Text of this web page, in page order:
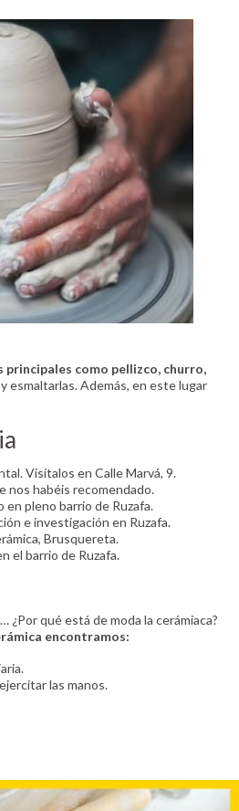
principales como pellizco, churro,
esmaltarlas. Además, en este lugar
Visítalos en Calle Marvá, 9.
nos habéis recomendado.
en pleno barrio de Ruzafa.
e investigación en Ruzafa.
Brusquereta.
el barrio de Ruzafa.
¿Por qué está de moda la cerámiaca?
encontramos:
las manos.